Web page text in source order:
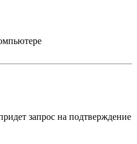
запрос на подтверждение